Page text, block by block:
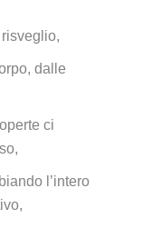
dalle
ci
l’intero